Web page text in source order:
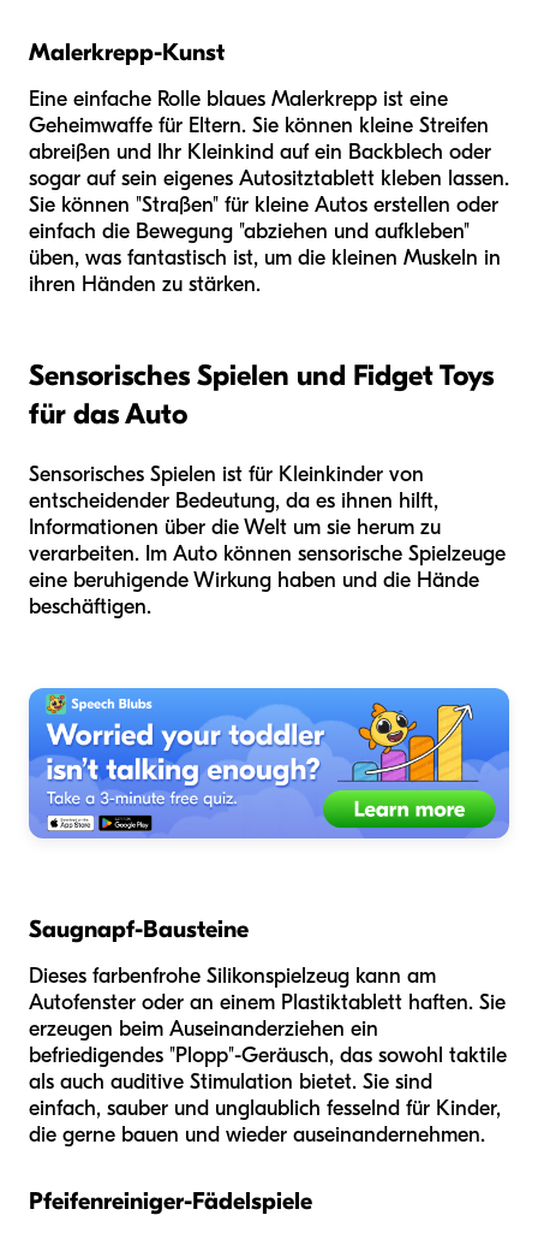
Malerkrepp-Kunst
Eine einfache Rolle blaues Malerkrepp ist eine
Geheimwaffe für Eltern. Sie können kleine Streifen
abreißen und Ihr Kleinkind auf ein Backblech oder
sogar auf sein eigenes Autositztablett kleben lassen.
Sie können "Straßen" für kleine Autos erstellen oder
einfach die Bewegung "abziehen und aufkleben"
üben, was fantastisch ist, um die kleinen Muskeln in
ihren Händen zu stärken.
Sensorisches Spielen und Fidget Toys
für das Auto
Sensorisches Spielen ist für Kleinkinder von
entscheidender Bedeutung, da es ihnen hilft,
Informationen über die Welt um sie herum zu
verarbeiten. Im Auto können sensorische Spielzeuge
eine beruhigende Wirkung haben und die Hände
beschäftigen.
Saugnapf-Bausteine
Dieses farbenfrohe Silikonspielzeug kann am
Autofenster oder an einem Plastiktablett haften. Sie
erzeugen beim Auseinanderziehen ein
befriedigendes "Plopp"-Geräusch, das sowohl taktile
als auch auditive Stimulation bietet. Sie sind
einfach, sauber und unglaublich fesselnd für Kinder,
die gerne bauen und wieder auseinandernehmen.
Pfeifenreiniger-Fädelspiele